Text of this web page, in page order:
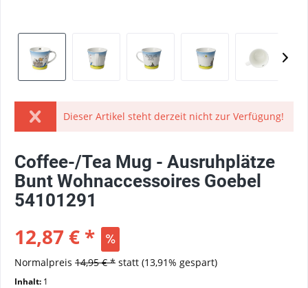
Dieser Artikel steht derzeit nicht zur Verfügung!
Coffee-/Tea Mug - Ausruhplätze
Bunt Wohnaccessoires Goebel
54101291
12,87 € *
Normalpreis 14,95 € * statt (13,91% gespart)
Inhalt: 1